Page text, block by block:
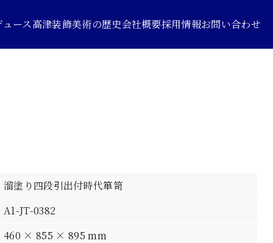
ース高津装飾美術の歴史会社概要採用情報お問い合わせ
溜塗り四段引出付時代箪笥
A1-JT-0382
460 × 855 × 895 mm